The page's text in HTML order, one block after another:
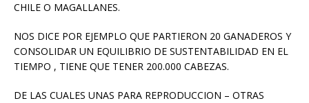
CHILE O MAGALLANES.
NOS DICE POR EJEMPLO QUE PARTIERON 20 GANADEROS Y
CONSOLIDAR UN EQUILIBRIO DE SUSTENTABILIDAD EN EL
TIEMPO , TIENE QUE TENER 200.000 CABEZAS.
DE LAS CUALES UNAS PARA REPRODUCCION – OTRAS